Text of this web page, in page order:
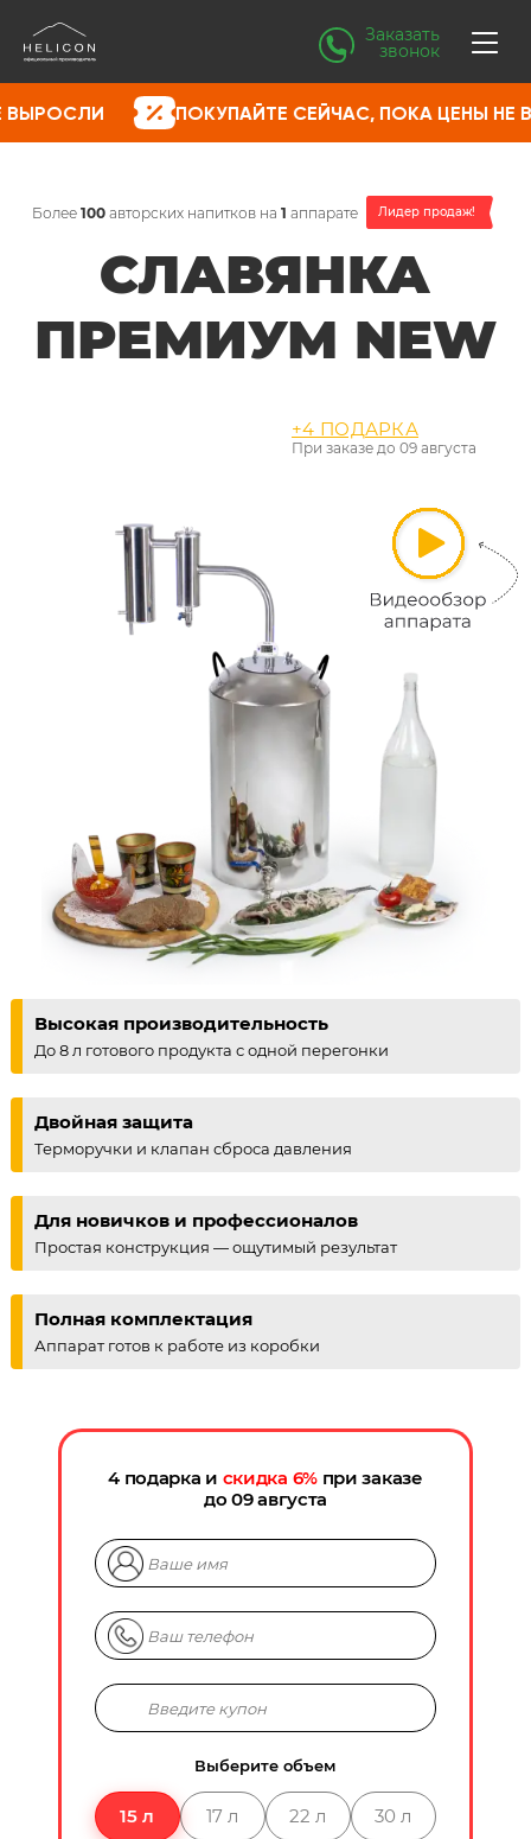
Заказать
звонок
ПОКУПАЙТЕ СЕЙЧАС, ПОКА ЦЕНЫ НЕ ВЫРОСЛИ
СЛАВЯНКА
ПРЕМИУМ NEW
Более 100авторских напитков на 1 аппарате Лидер продаж!
+4 ПОДАРКА
При заказе до09 августа
Высокая производительность
До 8 л готового продукта с одной перегонки
Двойная защита
Терморучки и клапан сброса давления
Для новичков и профессионалов
Простая конструкция — ощутимый результат
Полная комплектация
Аппарат готов к работе из коробки
4 подарка и скидка 6%при заказе
Выберите объем
15 л 17 л 22 л 30 л